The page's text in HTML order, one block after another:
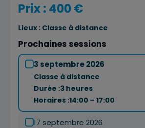
Prix : 400 €
Lieux : Classe à distance
Prochaines sessions
3 septembre 2026
Classe à distance
Durée :3 heures
Horaires :14:00 – 17:00
17 septembre 2026